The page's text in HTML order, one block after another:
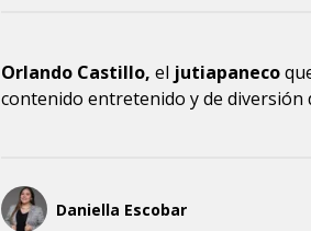
Orlando Castillo, el jutiapaneco
contenido entretenido y de diversión
Daniella Escobar